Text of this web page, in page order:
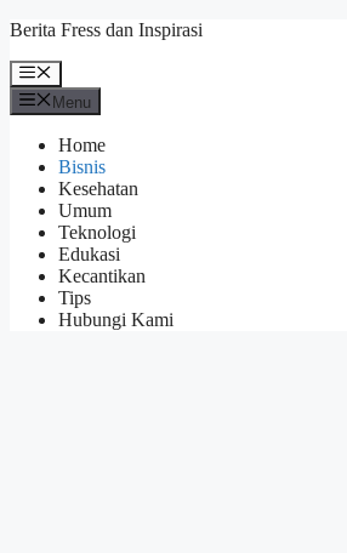
Skip
content
Berita Fress dan Inspirasi
Menu
Menu
Home
Bisnis
Kesehatan
Umum
Teknologi
Edukasi
Kecantikan
Tips
Hubungi Kami